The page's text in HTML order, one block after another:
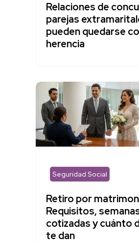
Relaciones de
parejas
pueden quedarse
herencia
Seguridad Social
Retiro por
Requisitos,
cotizadas y cuánto
te dan